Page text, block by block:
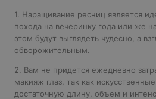
1. Наращивание ресниц является
похода на вечеринку года или же
этом будут выглядеть чудесно, а
обворожительным.
2. Вам не придется ежедневно
макияж глаз, так как
достаточную длину, объем и